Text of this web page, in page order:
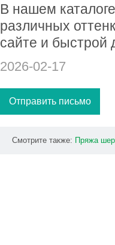
В нашем
различных
сайте и быстрой
2026-02-17
Отправить письмо
Смотрите также: Пряжа